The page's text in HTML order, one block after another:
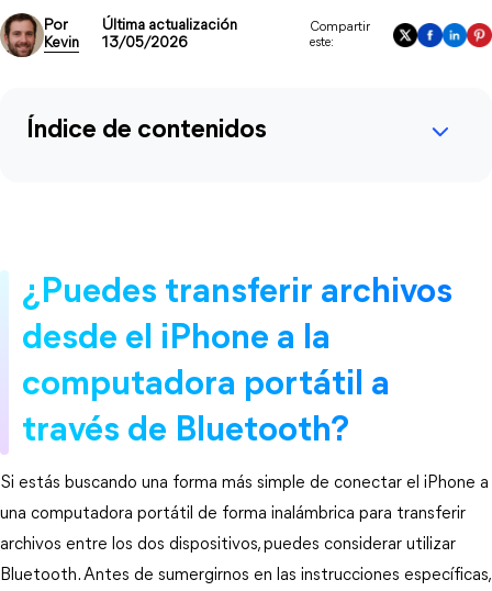
Por
Kevin
Última actualización
13/05/2026
Compartir
este:
Índice de contenidos
¿Puedes transferir archivos
desde el iPhone a la
computadora portátil a
través de Bluetooth?
Si estás buscando una forma más simple de conectar el iPhone a
una computadora portátil de forma inalámbrica para transferir
archivos entre los dos dispositivos, puedes considerar utilizar
Bluetooth. Antes de sumergirnos en las instrucciones específicas,